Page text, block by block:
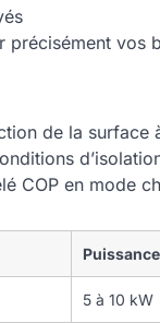
de la
en mode
5 à 10 kW